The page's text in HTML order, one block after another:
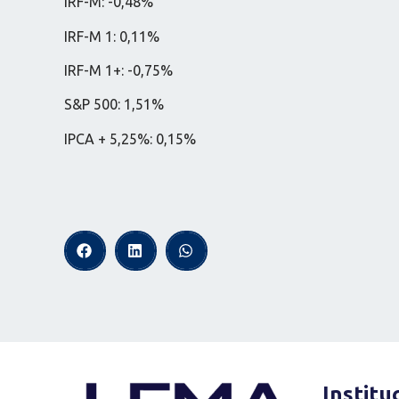
IRF-M 1: 0,11%
IRF-M 1+: -0,75%
S&P 500: 1,51%
IPCA + 5,25%: 0,15%